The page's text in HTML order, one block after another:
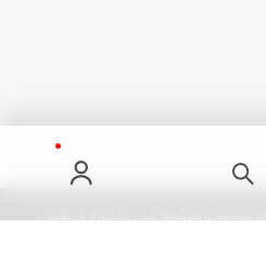
و هرگونه کپی برداری از آن طبق